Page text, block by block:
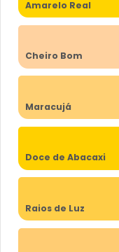
Amarelo Real
Cheiro Bom
Maracujá
Doce de Abacaxi
Raios de Luz